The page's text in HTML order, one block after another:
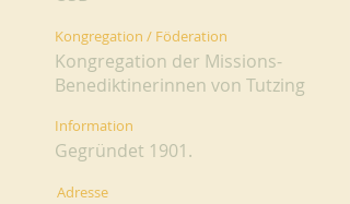
Kongregation / Föderation
Kongregation der Missions-
Benediktinerinnen von Tutzing
Information
Gegründet 1901.
Adresse